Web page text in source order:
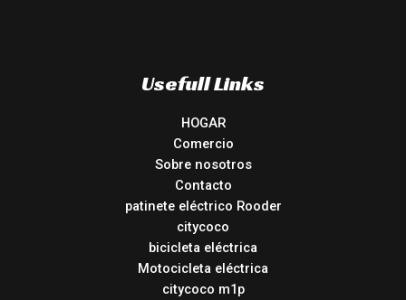
Usefull Links
HOGAR
Comercio
Sobre nosotros
Contacto
patinete eléctrico Rooder
citycoco
bicicleta eléctrica
Motocicleta eléctrica
citycoco m1p